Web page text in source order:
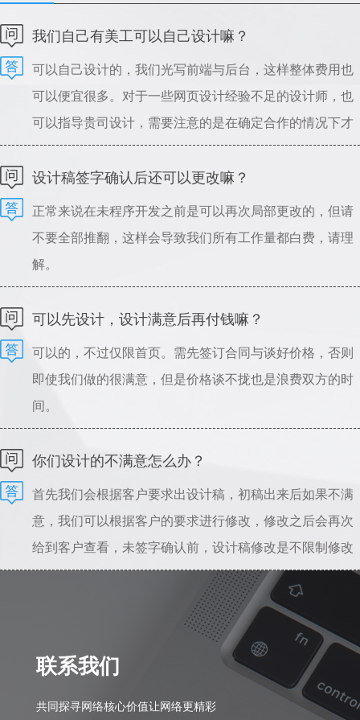
我们自己有美工可以自己设计嘛？
可以自己设计的，我们光写前端与后台，这样整体费用也
可以便宜很多。对于一些网页设计经验不足的设计师，也
可以指导贵司设计，需要注意的是在确定合作的情况下才
可以指导设计，请理解。
设计稿签字确认后还可以更改嘛？
正常来说在未程序开发之前是可以再次局部更改的，但请
不要全部推翻，这样会导致我们所有工作量都白费，请理
解。
可以先设计，设计满意后再付钱嘛？
可以的，不过仅限首页。需先签订合同与谈好价格，否则
即使我们做的很满意，但是价格谈不拢也是浪费双方的时
间。
你们设计的不满意怎么办？
首先我们会根据客户要求出设计稿，初稿出来后如果不满
意，我们可以根据客户的要求进行修改，修改之后会再次
给到客户查看，未签字确认前，设计稿修改是不限制修改
次数的。所以只要能给到准确的修改意见，是不会存在设
计一直不满意的情况。若初稿我司设计人员理解错误，相
差较大，我司愿意从头做起，之前的全部工作量我们愿意
自行承担。
联系我们
共同探寻网络核心价值让网络更精彩